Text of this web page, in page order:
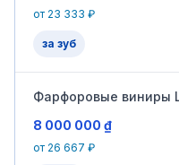
от 23 333 ₽
за зуб
Фарфоровые виниры
8 000 000 ₫
от 26 667 ₽